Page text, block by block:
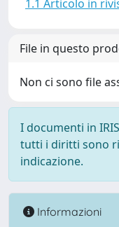
1.1 Articolo in
File in questo
Non ci sono file
I documenti in
tutti i diritti sono
indicazione.
Informazioni